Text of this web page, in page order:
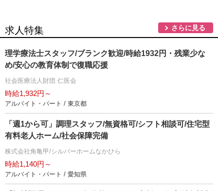
求人特集 さらに見る
理学療法士スタッフ/ブランク歓迎/時給1932円・残業少な
め/安心の教育体制で復職応援
社会医療法人財団 仁医会
時給1,932円～
アルバイト・パート / 東京都
「週1から可」調理スタッフ/無資格可/シフト相談可/住宅型
有料老人ホーム/社会保障完備
株式会社角亀甲/シルバーホームなかひら
時給1,140円～
アルバイト・パート / 愛知県